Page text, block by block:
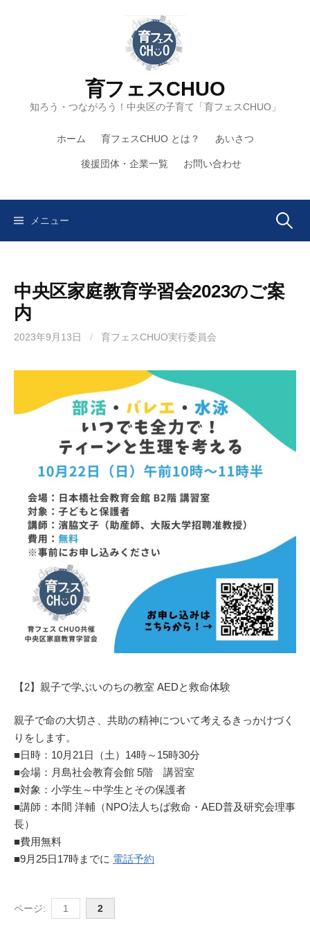
育フェスCHUO
知ろう・つながろう！中央区の子育て「育フェスCHUO」
ホーム 育フェスCHUO とは？ あいさつ
後援団体・企業一覧 お問い合わせ
メニュー 検
中央区家庭教育学習会2023のご案
内
2023年9月13日 / 育フェスCHUO実行委員会
【2】親子で学ぶいのちの教室 AEDと救命体験
親子で命の大切さ、共助の精神について考えるきっかけづく
りをします。
■日時：10月21日（土）14時～15時30分
■会場：月島社会教育会館 5階 講習室
■対象：小学生～中学生とその保護者
■講師：本間 洋輔（NPO法人ちば救命・AED普及研究会理事
長）
■費用無料
■9月25日17時までに 電話予約
ページ: 1 2